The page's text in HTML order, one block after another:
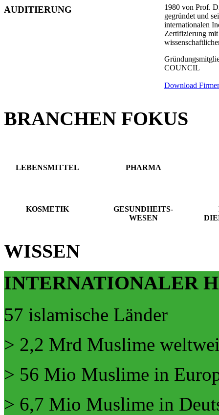
AUDITIERUNG
1980 von Prof.
gegründet und
internationalen
Zertifizierung
COUNCIL
Download
BRANCHEN FOKUS
LEBENSMITTEL PHARMA
KOSMETIK
GESUNDHEITS-
WESEN
WISSEN
INTERNATIONALER
57 islamische Länder
> 2,2 Mrd Muslime
> 56 Mio Muslime in
> 6,7 Mio Muslime in